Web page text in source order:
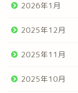
2026年1月
2025年12月
2025年11月
2025年10月